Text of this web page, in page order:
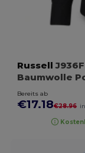
Russell J936F
Baumwolle
Bereits ab
€17.18€28.96